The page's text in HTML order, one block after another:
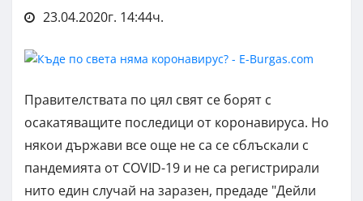
23.04.2020г. 14:44ч.
Правителствата по цял свят се борят с
осакатяващите последици от коронавируса. Но
някои държави все още не са се сблъскали с
пандемията от COVID-19 и не са регистрирали
нито един случай на заразен, предаде "Дейли